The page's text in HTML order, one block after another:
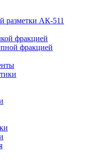
разметки АК-511
фракцией
фракцией